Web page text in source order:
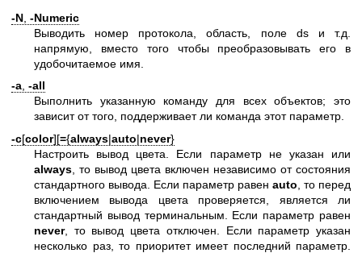
-N -Numeric
Выводить номер протокола, область, поле ds и т.д.
напрямую, вместо того чтобы преобразовывать его в
удобочитаемое имя.
-a, -all
Выполнить указанную команду для всех объектов; это
зависит от того, поддерживает ли команда этот параметр.
-c[color][={always|auto|never}
Настроить вывод цвета. Если параметр не указан или
always , то вывод цвета включен независимо от состояния
стандартного вывода. Если параметр равен auto , то перед
включением вывода цвета проверяется, является ли
стандартный вывод терминальным. Если параметр равен
never, то вывод цвета отключен. Если параметр указан
несколько раз, то приоритет имеет последний параметр.